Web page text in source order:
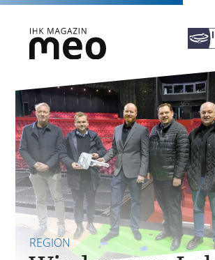
IHK Magazin meo
REGION